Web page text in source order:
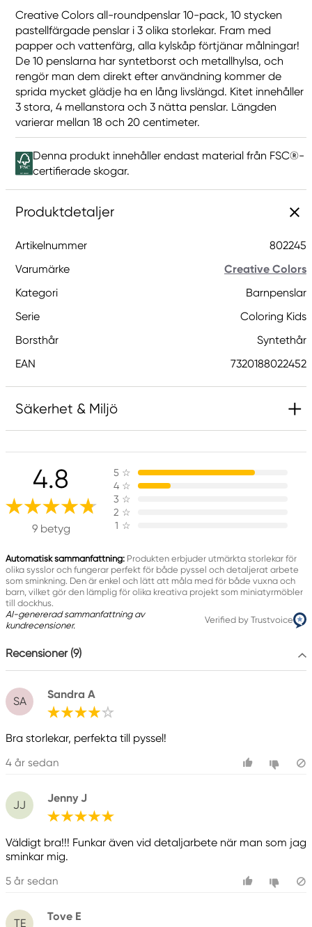
Creative Colors all-roundpenslar 10-pack, 10 stycken
pastellfärgade penslar i 3 olika storlekar. Fram med
papper och vattenfärg, alla kylskåp förtjänar målningar!
De 10 penslarna har syntetborst och metallhylsa, och
rengör man dem direkt efter användning kommer de
sprida mycket glädje ha en lång livslängd. Kitet innehåller
3 stora, 4 mellanstora och 3 nätta penslar. Längden
varierar mellan 18 och 20 centimeter.
Denna produkt innehåller endast material från FSC®-
certifierade skogar.
Produktdetaljer
Artikelnummer
802245
Varumärke
Creative Colors
Kategori
Barnpenslar
Serie
Coloring Kids
Borsthår
Syntethår
EAN
7320188022452
Säkerhet & Miljö
Ansvarig EU
Creative Colors
Panduro
205 14 Malmö, Sweden
www.panduro.com
4.8
9 betyg
5 ☆
4 ☆
3 ☆
2 ☆
1 ☆
Automatisk sammanfattning: Produkten erbjuder utmärkta storlekar för
olika sysslor och fungerar perfekt för både pyssel och detaljerat arbete
som sminkning. Den är enkel och lätt att måla med för både vuxna och
barn, vilket gör den lämplig för olika kreativa projekt som miniatyrmöbler
till dockhus.
AI-genererad sammanfattning av
kundrecensioner.
Verified by Trustvoice
Recensioner (9)
SA
Sandra A
Bra storlekar, perfekta till pyssel!
4 år sedan
JJ
Jenny J
Väldigt bra!!! Funkar även vid detaljarbete när man som jag
sminkar mig.
5 år sedan
TE
Tove E